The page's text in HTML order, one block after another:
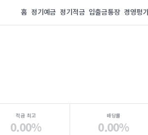
홈 정기예금 정기적금 입출금통장 경영평
적금 최고
0.00%
배당률
0.00%